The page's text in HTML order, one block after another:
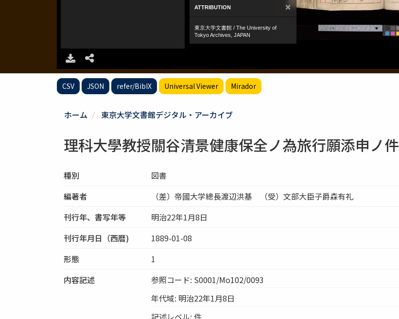
CSV JSON refer/BibIX Universal Viewer Mirador
ホーム 東京大学文書館デジタル・アーカイブ
理科大學教授關谷清景健康保全ノ為旅行願添申ノ件
種別
図書
編著者
（差）帝國大学總長渡辺洪基 （受）文部大臣子爵森有礼
刊行年、書写年等
明治22年1月8日
刊行年月日（西暦)
1889-01-08
形態
1
内容記述
参照コード: S0001/Mo102/0093
年代域: 明治22年1月8日
記述レベル: 件